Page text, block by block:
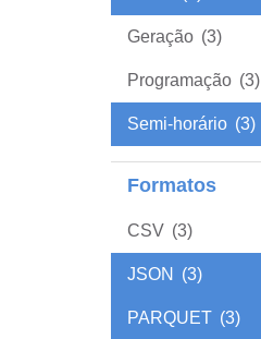
Geração (3)
Programação (3)
Semi-horário (3)
Formatos
CSV (3)
JSON (3)
PARQUET (3)